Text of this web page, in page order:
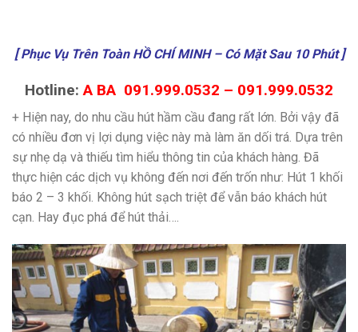
[ Phục Vụ Trên Toàn HỒ CHÍ MINH – Có Mặt Sau 10 Phút ]
Hotline:A BA 091.999.0532 – 091.999.0532
+ Hiện nay, do nhu cầu hút hầm cầu đang rất lớn. Bởi vậy đã
có nhiều đơn vị lợi dụng việc này mà làm ăn dối trá. Dựa trên
sự nhẹ dạ và thiếu tìm hiểu thông tin của khách hàng. Đã
thực hiện các dịch vụ không đến nơi đến trốn như: Hút 1 khối
báo 2 – 3 khối. Không hút sạch triệt để vẫn báo khách hút
cạn. Hay đục phá để hút thải….